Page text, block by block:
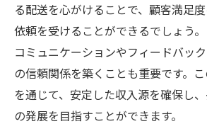
る配送を心がけることで、顧客満足
依頼を受けることができるでしょう
コミュニケーションやフィードバッ
の信頼関係を築くことも重要です。
を通じて、安定した収入源を確保し
の発展を目指すことができます。